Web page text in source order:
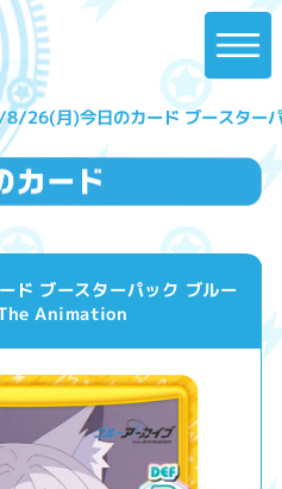
26(月)今日のカード ブースター
ブースターパック ブルー
Animation